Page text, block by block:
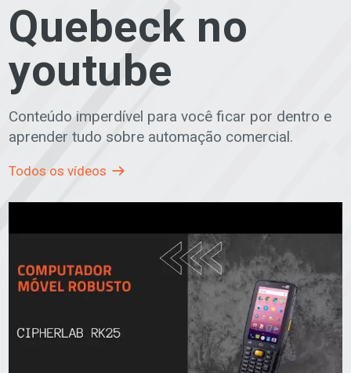
Quebeck no
youtube
Conteúdo imperdível para você ficar por dentro e
aprender tudo sobre automação comercial.
Todos os vídeos